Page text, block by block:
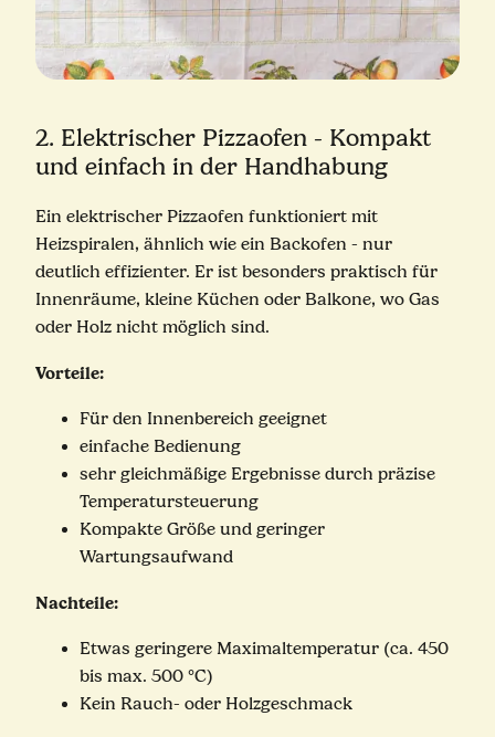
2. Elektrischer Pizzaofen - Kompakt
und einfach in der Handhabung
Ein elektrischer Pizzaofen funktioniert mit
Heizspiralen, ähnlich wie ein Backofen - nur
deutlich effizienter. Er ist besonders praktisch für
Innenräume, kleine Küchen oder Balkone, wo Gas
oder Holz nicht möglich sind.
Vorteile:
Für den Innenbereich geeignet
einfache Bedienung
sehr gleichmäßige Ergebnisse durch präzise
Temperatursteuerung
Kompakte Größe und geringer
Wartungsaufwand
Nachteile:
Etwas geringere Maximaltemperatur (ca. 450
bis max. 500 °C)
Kein Rauch- oder Holzgeschmack